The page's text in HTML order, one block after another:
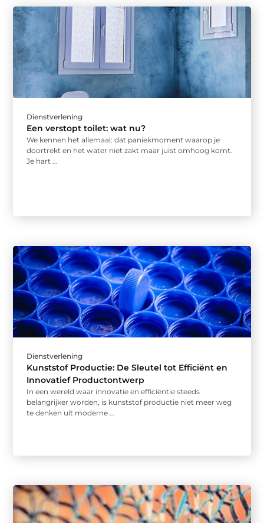
Dienstverlening
Een verstopt toilet: wat nu?
We kennen het allemaal: dat paniekmoment waarop je
doortrekt en het water niet zakt maar juist omhoog komt.
Je hart ...
Dienstverlening
Kunststof Productie: De Sleutel tot Efficiënt en
Innovatief Productontwerp
In een wereld waar innovatie en efficiëntie steeds
belangrijker worden, is kunststof productie niet meer weg
te denken uit moderne ...